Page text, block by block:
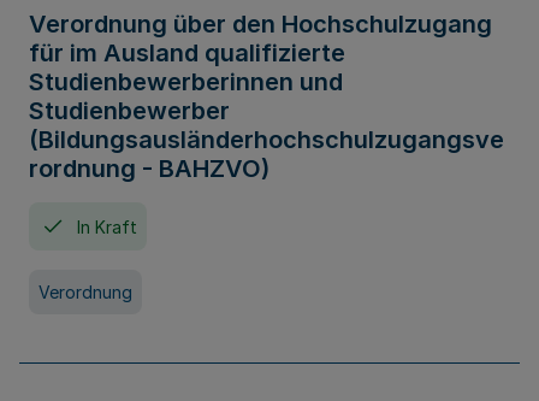
Verordnung über den Hochschulzugang
für im Ausland qualifizierte
Studienbewerberinnen und
Studienbewerber
(Bildungsausländerhochschulzugangsve
rordnung - BAHZVO)
In Kraft
Verordnung